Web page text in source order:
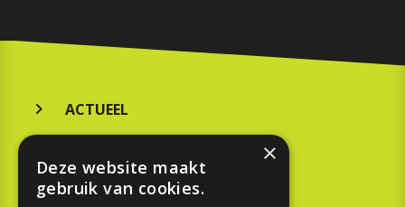
ACTUEEL
KOOPGIDS
×
Deze website maakt
gebruik van cookies.